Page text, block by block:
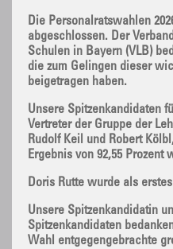
Die Personalratswahlen
abgeschlossen. Der
Schulen in Bayern (VLB)
die zum Gelingen dieser
beigetragen haben.
Unsere Spitzenkandidaten
Vertreter der Gruppe der
Rudolf Keil und Robert
Ergebnis von 92,55 Prozent
Doris Rutte wurde als
Unsere Spitzenkandidatin
Spitzenkandidaten
Wahl entgegengebrachte